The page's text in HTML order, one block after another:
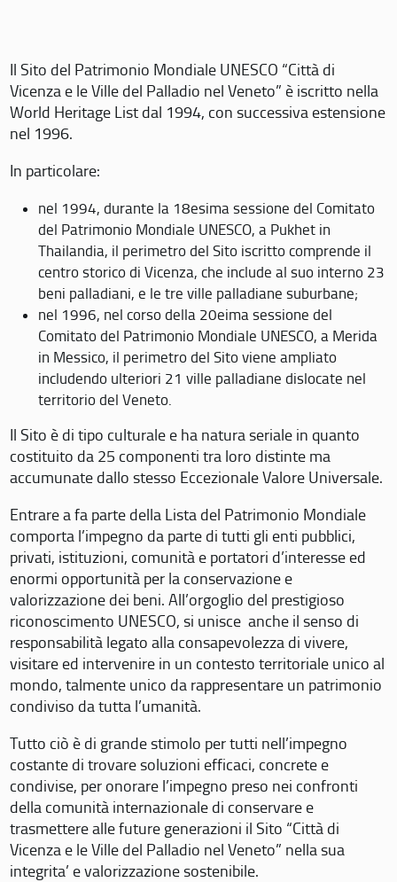
Il Sito del Patrimonio Mondiale UNESCO “Città di
Vicenza e le Ville del Palladio nel Veneto” è iscritto nella
World Heritage List dal 1994, con successiva estensione
nel 1996.
In particolare:
nel 1994, durante la 18esima sessione del Comitato
del Patrimonio Mondiale UNESCO, a Pukhet in
Thailandia, il perimetro del Sito iscritto comprende il
centro storico di Vicenza, che include al suo interno 23
beni palladiani, e le tre ville palladiane suburbane;
nel 1996, nel corso della 20eima sessione del
Comitato del Patrimonio Mondiale UNESCO, a Merida
in Messico, il perimetro del Sito viene ampliato
includendo ulteriori 21 ville palladiane dislocate nel
territorio del Veneto.
Il Sito è di tipo culturale e ha natura seriale in quanto
costituito da 25 componenti tra loro distinte ma
accumunate dallo stesso Eccezionale Valore Universale.
Entrare a fa parte della Lista del Patrimonio Mondiale
comporta l’impegno da parte di tutti gli enti pubblici,
privati, istituzioni, comunità e portatori d’interesse ed
enormi opportunità per la conservazione e
valorizzazione dei beni. All’orgoglio del prestigioso
riconoscimento UNESCO, si unisce anche il senso di
responsabilità legato alla consapevolezza di vivere,
visitare ed intervenire in un contesto territoriale unico al
mondo, talmente unico da rappresentare un patrimonio
condiviso da tutta l’umanità.
Tutto ciò è di grande stimolo per tutti nell’impegno
costante di trovare soluzioni efficaci, concrete e
condivise, per onorare l’impegno preso nei confronti
della comunità internazionale di conservare e
trasmettere alle future generazioni il Sito “Città di
Vicenza e le Ville del Palladio nel Veneto” nella sua
integrita’ e valorizzazione sostenibile.